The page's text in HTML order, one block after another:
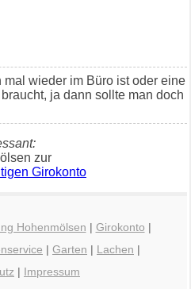
wieder im Büro ist oder eine
ja dann sollte man doch
zur
Girokonto
Hohenmölsen | Girokonto |
| Garten | Lachen |
| Impressum